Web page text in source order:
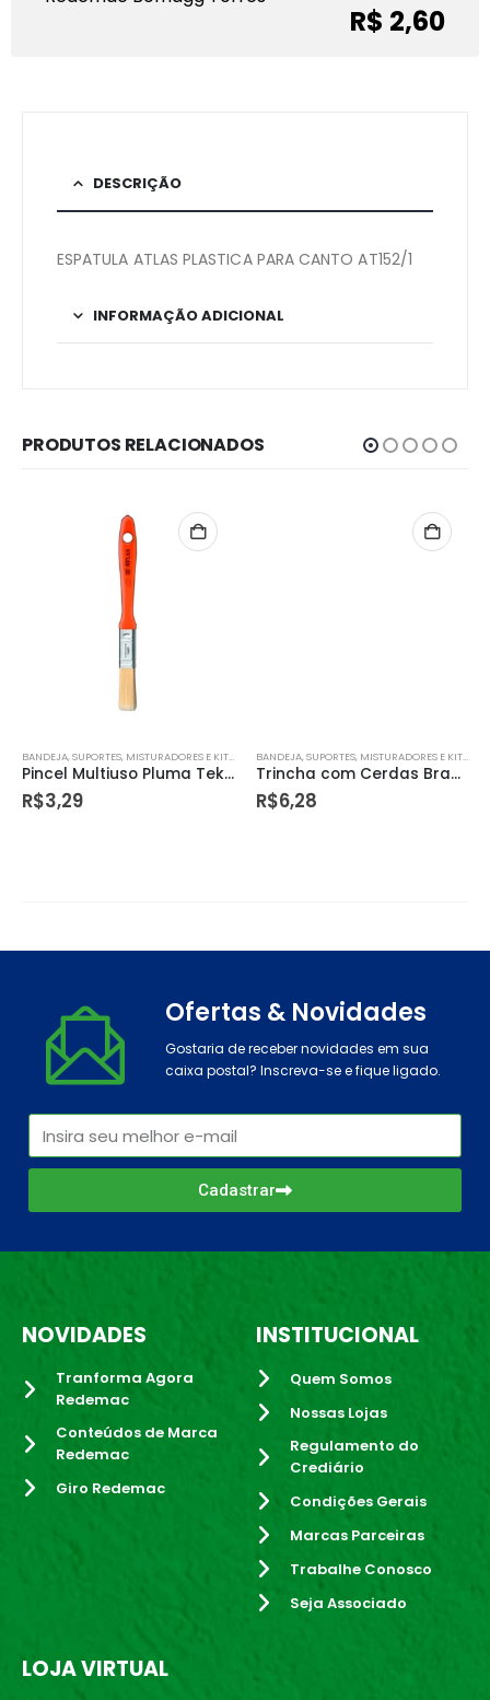
R$ 2,60
DESCRIÇÃO
ESPATULA ATLAS PLASTICA PARA CANTO AT152/1
INFORMAÇÃO ADICIONAL
PRODUTOS RELACIONADOS
BANDEJA, SUPORTES, MISTURADORES E KITS DE PINTURA
Pincel Multiuso Pluma Tek 315 Cerdas Branca 1/2” Vermelho
R$3,29
BANDEJA, SUPORTES, MISTURADORES E KITS DE PINTURA
Trincha com Cerdas Brancas de 1 ½ Polegadas, Atlas.
R$6,28
Ofertas & Novidades
Gostaria de receber novidades em sua
caixa postal? Inscreva-se e fique ligado.
Cadastrar
NOVIDADES
Tranforma Agora
Redemac
Conteúdos de Marca
Redemac
Giro Redemac
INSTITUCIONAL
Quem Somos
Nossas Lojas
Regulamento do
Crediário
Condições Gerais
Marcas Parceiras
Trabalhe Conosco
Seja Associado
LOJA VIRTUAL